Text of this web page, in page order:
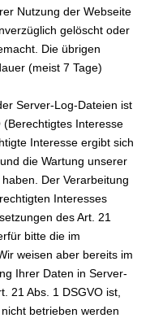
Nutzung der Webseite
gelöscht oder
Die übrigen
(meist 7 Tage)
Server-Log-Dateien ist
(Berechtigtes Interesse
Interesse ergibt sich
die Wartung unserer
Der Verarbeitung
Interesses
des Art. 21
bitte die im
weisen aber bereits im
Ihrer Daten in Server-
21 Abs. 1 DSGVO ist,
betrieben werden